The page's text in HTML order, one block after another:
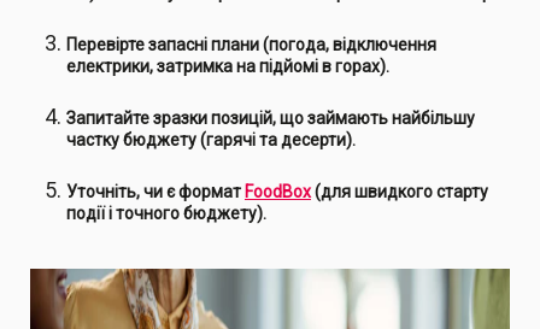
Перевірте запасні плани (погода, відключення
електрики, затримка на підйомі в горах).
Запитайте зразки позицій, що займають найбільшу
частку бюджету (гарячі та десерти).
Уточніть, чи є формат FoodBox(для швидкого старту
події і точного бюджету).